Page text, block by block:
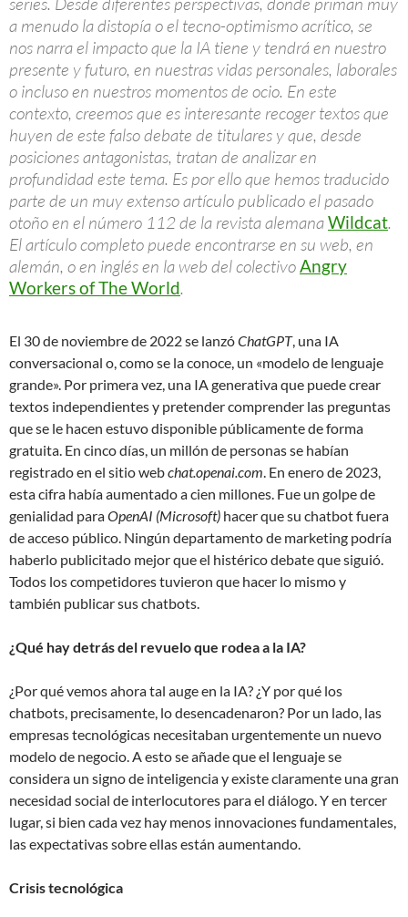
a menudo la distopía o el tecno-optimismo acrítico, se
nos narra el impacto que la IA tiene y tendrá en nuestro
presente y futuro, en nuestras vidas personales, laborales
o incluso en nuestros momentos de ocio. En este
contexto, creemos que es interesante recoger textos que
huyen de este falso debate de titulares y que, desde
posiciones antagonistas, tratan de analizar en
profundidad este tema. Es por ello que hemos traducido
parte de un muy extenso artículo publicado el pasado
otoño en el número 112 de la revista alemanaWildcat.
El artículo completo puede encontrarse en su web, en
alemán, o en inglés en la web del colectivoAngry
Workers of The World.
El 30 de noviembre de 2022 se lanzóChatGPT, una IA
conversacional o, como se la conoce, un «modelo de lenguaje
grande». Por primera vez, una IA generativa que puede crear
textos independientes y pretender comprender las preguntas
que se le hacen estuvo disponible públicamente de forma
gratuita. En cinco días, un millón de personas se habían
registrado en el sitio webchat.openai.com . En enero de 2023,
esta cifra había aumentado a cien millones. Fue un golpe de
genialidad paraOpenAI (Microsoft) hacer que su chatbot fuera
de acceso público. Ningún departamento de marketing podría
haberlo publicitado mejor que el histérico debate que siguió.
Todos los competidores tuvieron que hacer lo mismo y
también publicar sus chatbots.
¿Qué hay detrás del revuelo que rodea a la IA?
¿Por qué vemos ahora tal auge en la IA? ¿Y por qué los
chatbots, precisamente, lo desencadenaron? Por un lado, las
empresas tecnológicas necesitaban urgentemente un nuevo
modelo de negocio. A esto se añade que el lenguaje se
considera un signo de inteligencia y existe claramente una gran
necesidad social de interlocutores para el diálogo. Y en tercer
lugar, si bien cada vez hay menos innovaciones fundamentales,
las expectativas sobre ellas están aumentando.
Crisis tecnológica